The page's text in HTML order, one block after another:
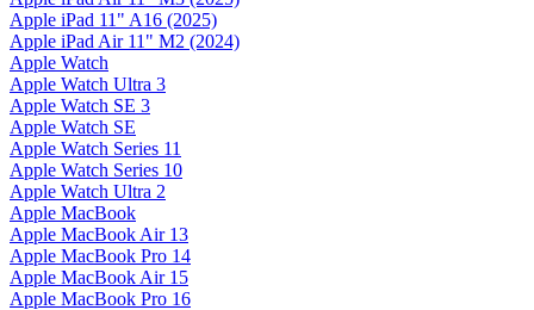
Apple iPad 11" A16 (2025)
Apple iPad Air 11" M2 (2024)
Apple Watch
Apple Watch Ultra 3
Apple Watch SE 3
Apple Watch SE
Apple Watch Series 11
Apple Watch Series 10
Apple Watch Ultra 2
Apple MacBook
Apple MacBook Air 13
Apple MacBook Pro 14
Apple MacBook Air 15
Apple MacBook Pro 16